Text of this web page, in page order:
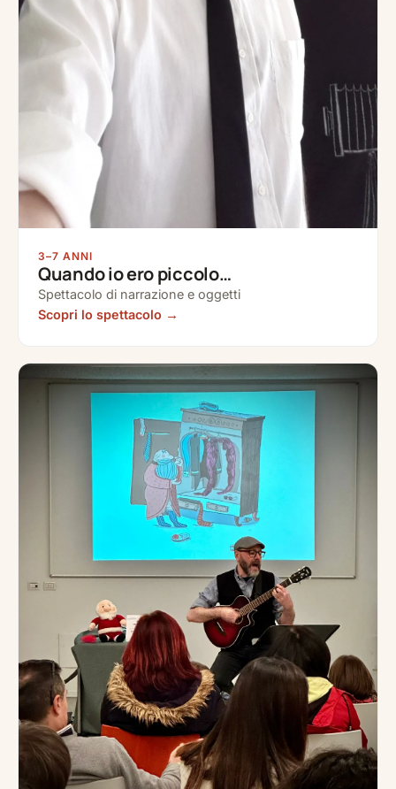
3–7 ANNI
Quando io ero piccolo…
Spettacolo di narrazione e oggetti
Scopri lo spettacolo